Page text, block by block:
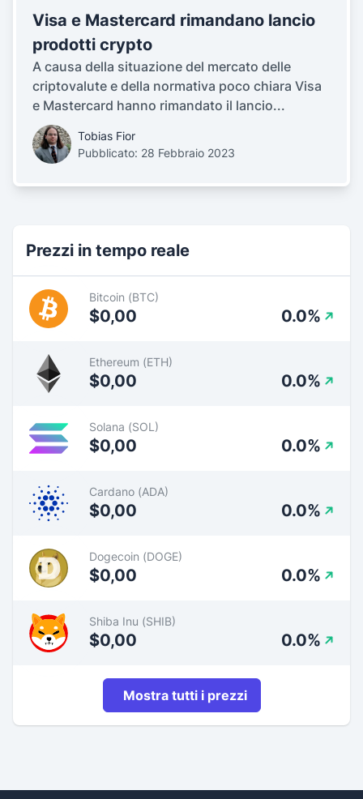
Visa e Mastercard rimandano lancio
prodotti crypto
A causa della situazione del mercato delle
criptovalute e della normativa poco chiara Visa
e Mastercard hanno rimandato il lancio...
Tobias Fior
Pubblicato: 28 Febbraio 2023
Prezzi in tempo reale
Bitcoin (BTC)
$0,00 0.0%
Ethereum (ETH)
$0,00 0.0%
Solana (SOL)
$0,00 0.0%
Cardano (ADA)
$0,00 0.0%
Dogecoin (DOGE)
$0,00 0.0%
Shiba Inu (SHIB)
$0,00 0.0%
Mostra tutti i prezzi